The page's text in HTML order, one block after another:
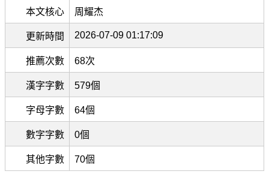
本文核心 周耀杰
更新時間 2026-07-09 01:17:09
推薦次數 68次
漢字字數 579個
字母字數 64個
數字字數 0個
其他字數 70個